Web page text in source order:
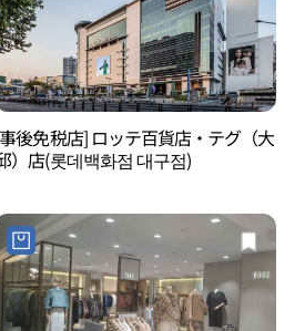
後免税店] ロッテ百貨店・テグ（大
）店(롯데백화점 대구점)